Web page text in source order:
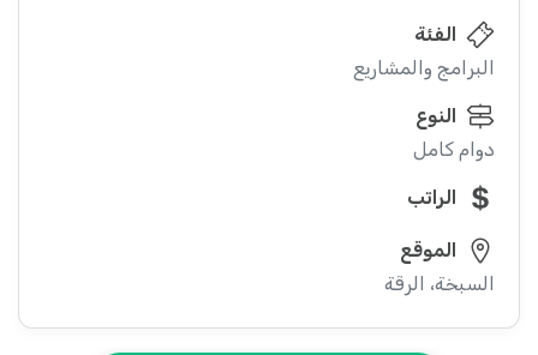
الفئة
البرامج والمشاريع
النوع
دوام كامل
الراتب
الموقع
السبخة، الرقة